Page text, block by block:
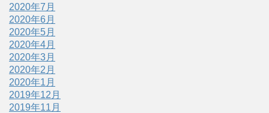
2020年7月
2020年6月
2020年5月
2020年4月
2020年3月
2020年2月
2020年1月
2019年12月
2019年11月